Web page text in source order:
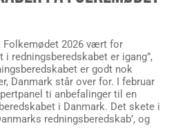
Folkemødet 2026 vært for
i redningsberedskabet er igang”,
er godt nok
Danmark står over for. I februar
ti anbefalinger til en
i Danmark. Det skete i
redningsberedskab’, og